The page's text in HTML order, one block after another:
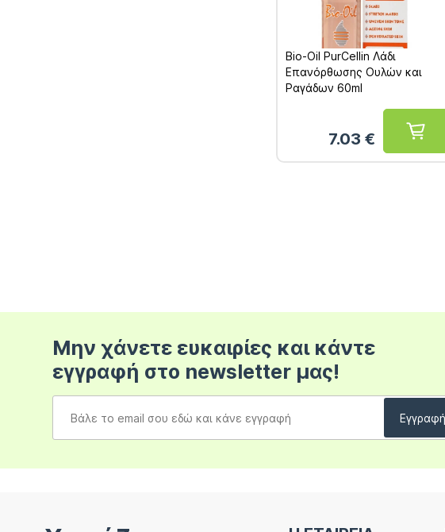
Bio-Oil PurCellin Λάδι
Επανόρθωσης Ουλών και
Ραγάδων 60ml
7.03 €
Μην χάνετε ευκαιρίες και κάντε
εγγραφή στο newsletter μας!